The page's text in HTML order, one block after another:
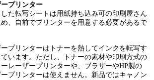
プリンター
た転写シートは用紙持ち込み可の印刷屋さん
、自前でプリンターを用意する必要があるで
プリンターはトナーを熱してインクを転写す
います。ただし、トナーの素材や印刷方式の
レーザープリンターや、ブラザーやHP製の
プリンターは使えません。新品ではキャノン